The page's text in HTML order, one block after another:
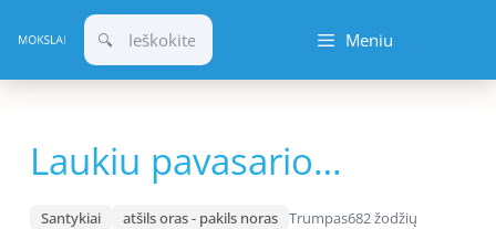
prie
turinio
Meniu
Laukiu pavasario…
Santykiai atšils oras - pakils noras Trumpas682 žodžių